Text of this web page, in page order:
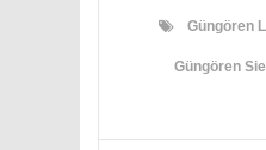
Güngören
Güngören